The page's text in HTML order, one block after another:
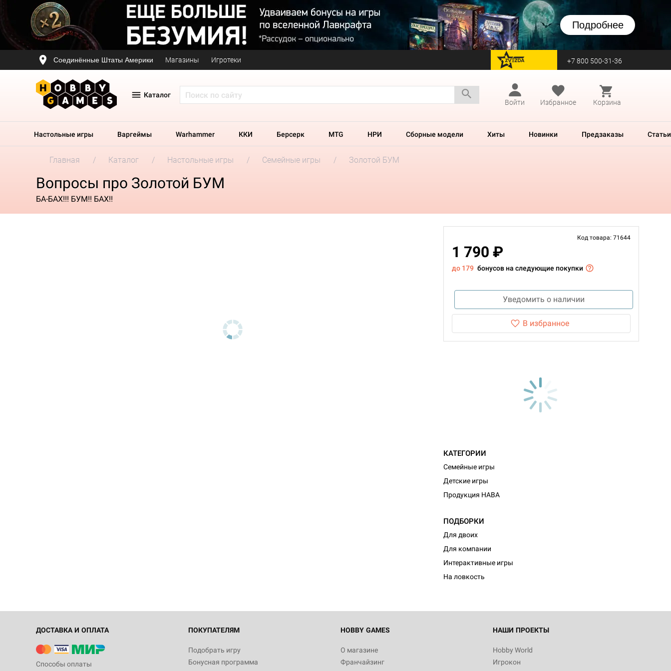
Подробнее
Соединённые Штаты Америки Магазины Игротеки перейти на Zvezda +7 800 500-31-36
Каталог
Войти
Избранное Корзина
Настольные игры Варгеймы Warhammer ККИ Берсерк MTG НРИ Сборные модели Хиты Новинки Предзаказы Статьи
Главная Каталог Настольные игры Семейные игры Золотой БУМ
Вопросы про Золотой БУМ
БА-БАХ!!! БУМ!! БАХ!!
Код товара: 71644
1 790 ₽
до 179 бонусов на следующие покупки
Уведомить о наличии
В избранное
КАТЕГОРИИ
Семейные игры
Детские игры
Продукция HABA
ПОДБОРКИ
Для двоих
Для компании
Интерактивные игры
На ловкость
ДОСТАВКА И ОПЛАТА
Способы оплаты
ПОКУПАТЕЛЯМ
Подобрать игру
Бонусная программа
HOBBY GAMES
О магазине
Франчайзинг
НАШИ ПРОЕКТЫ
Hobby World
Игрокон